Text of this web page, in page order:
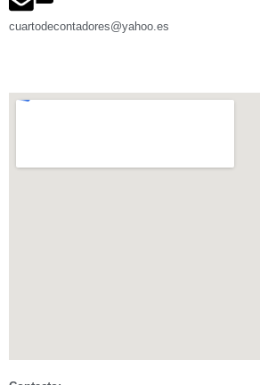
cuartodecontadores@yahoo.es